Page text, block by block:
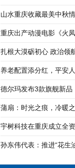
山水重庆收藏最美中秋情
重庆出产动漫电影《火
诗）
扎根大漠砺初心 政治
消防救援机动大队胡杨
作走深走实
养老配置添分红，平安
养老添一份“稳稳的幸福”
德尔玛发布3款旗舰新品
维护”时代
蒲扇：时光之痕，冷暖
宇树科技在重庆成立全
孙东伟代表：推进“花生
全方位夯实国家粮食安